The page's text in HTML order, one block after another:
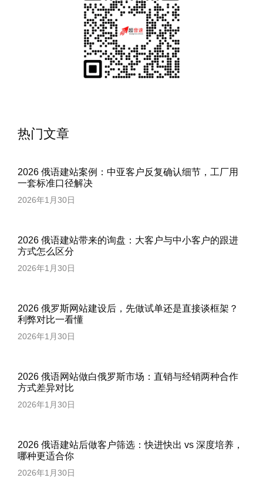
热门文章
2026 俄语建站案例：中亚客户反复确认细节，工厂用
一套标准口径解决
2026年1月30日
2026 俄语建站带来的询盘：大客户与中小客户的跟进
方式怎么区分
2026年1月30日
2026 俄罗斯网站建设后，先做试单还是直接谈框架？
利弊对比一看懂
2026年1月30日
2026 俄语网站做白俄罗斯市场：直销与经销两种合作
方式差异对比
2026年1月30日
2026 俄语建站后做客户筛选：快进快出 vs 深度培养，
哪种更适合你
2026年1月30日